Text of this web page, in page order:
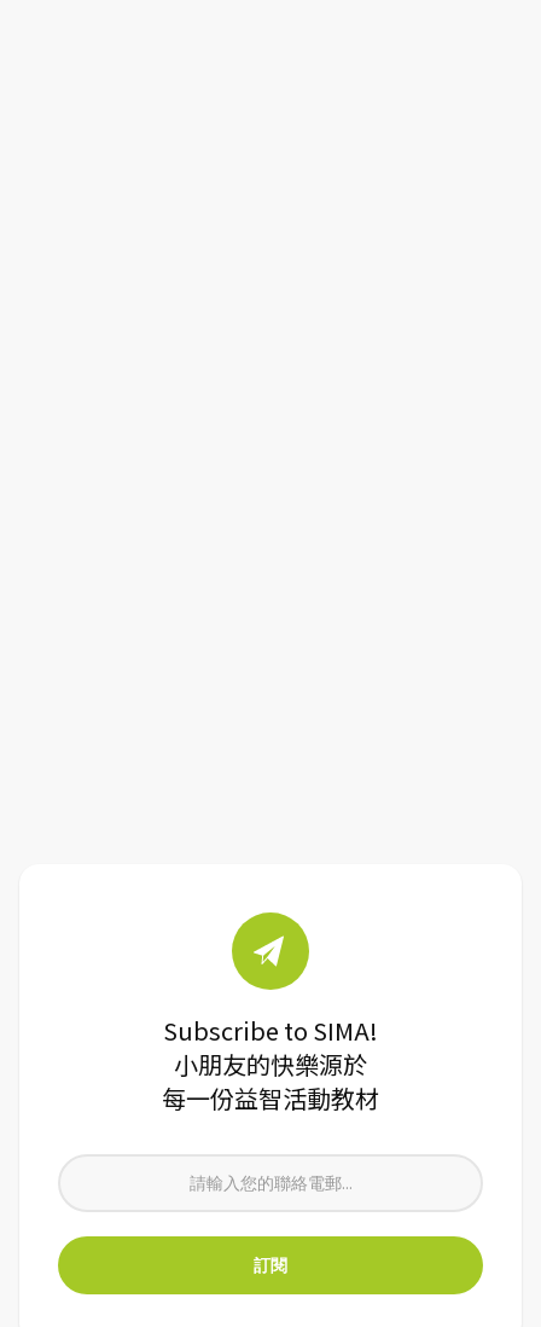
Subscribe to SIMA!
小朋友的快樂源於
每一份益智活動教材